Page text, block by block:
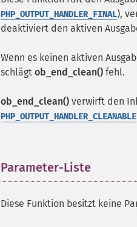
PHP_OUTPUT_HANDLER_FINAL),
deaktiviert den aktiven
Wenn es keinen aktiven
schlägt ob_end_clean() fehl.
ob_end_clean() verwirft den
PHP_OUTPUT_HANDLER_CLEANABLE
Parameter-Liste
Diese Funktion besitzt keine